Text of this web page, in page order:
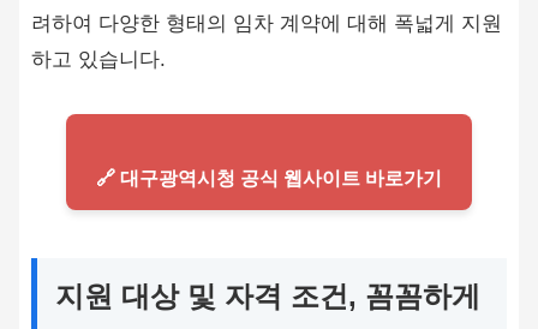
려하여 다양한 형태의 임차 계약에 대해 폭넓게 지원
하고 있습니다.
🔗 대구광역시청 공식 웹사이트 바로가기
지원 대상 및 자격 조건, 꼼꼼하게